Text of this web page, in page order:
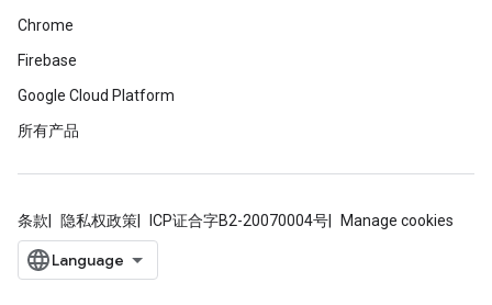
Chrome
Firebase
Google Cloud Platform
所有产品
条款 隐私权政策 ICP证合字B2-20070004号 Manage cookies